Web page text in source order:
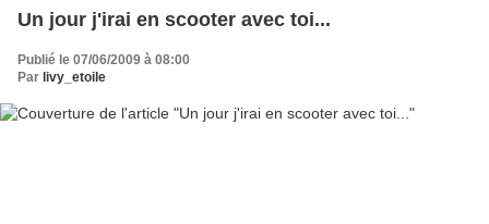
Un jour j'irai en scooter avec toi...
Publié le 07/06/2009 à 08:00
Par livy_etoile